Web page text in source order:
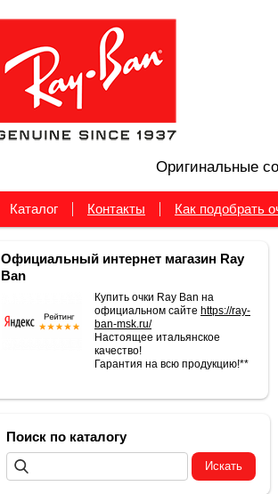
Оригинальные
Каталог Контакты Как подобрать
Официальный интернет магазин Ray
Ban
Купить очки Ray Ban на
официальном сайте https://ray-
ban-msk.ru/
Настоящее итальянское
качество!
Гарантия на всю продукцию!**
Поиск по каталогу